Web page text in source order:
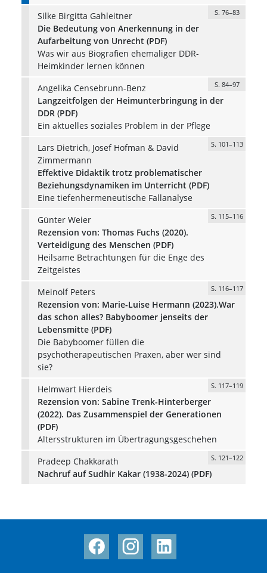
Silke Birgitta Gahleitner
S. 76–83
Die Bedeutung von Anerkennung in der
Aufarbeitung von Unrecht (PDF)
Was wir aus Biografien ehemaliger DDR-
Heimkinder lernen können
Angelika Censebrunn-Benz
S. 84–97
Langzeitfolgen der Heimunterbringung in der
DDR (PDF)
Ein aktuelles soziales Problem in der Pflege
Lars Dietrich, Josef Hofman & David
Zimmermann
S. 101–113
Effektive Didaktik trotz problematischer
Beziehungsdynamiken im Unterricht (PDF)
Eine tiefenhermeneutische Fallanalyse
Günter Weier
S. 115–116
Rezension von: Thomas Fuchs (2020).
Verteidigung des Menschen (PDF)
Heilsame Betrachtungen für die Enge des
Zeitgeistes
Meinolf Peters
S. 116–117
Rezension von: Marie-Luise Hermann (2023).War
das schon alles? Babyboomer jenseits der
Lebensmitte (PDF)
Die Babyboomer füllen die
psychotherapeutischen Praxen, aber wer sind
sie?
Helmwart Hierdeis
S. 117–119
Rezension von: Sabine Trenk-Hinterberger
(2022). Das Zusammenspiel der Generationen
(PDF)
Altersstrukturen im Übertragungsgeschehen
Pradeep Chakkarath
S. 121–122
Nachruf auf Sudhir Kakar (1938-2024) (PDF)